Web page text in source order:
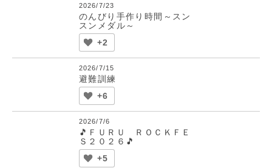
2026/7/23
のんびり手作り時間～スン
スンメダル～
+2
2026/7/15
避難訓練
+6
2026/7/6
🎵ＦＵＲＵ ＲＯＣＫＦＥ
Ｓ２０２６🎵
+5